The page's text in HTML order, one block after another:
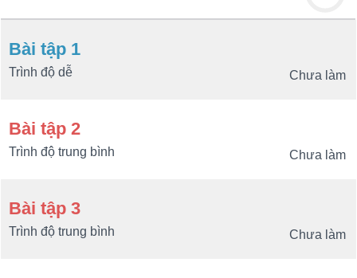
Bài tập 1
Chưa làm
Trình độ dễ
Bài tập 2
Chưa làm
Trình độ trung bình
Bài tập 3
Chưa làm
Trình độ trung bình